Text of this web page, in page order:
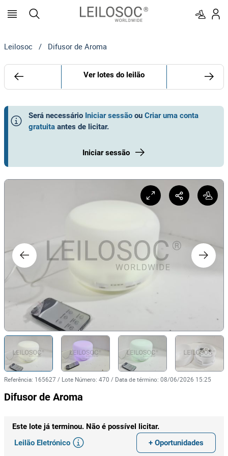
Leilosoc / Difusor de Aroma
Ver lotes do leilão
Será necessário Iniciar sessão ou Criar uma conta
gratuita antes de licitar.
Iniciar sessão
Referência: 165627 / Lote Número: 470 / Data de término: 08/06/2026 15:25
Difusor de Aroma
Este lote já terminou. Não é possível licitar.
Leilão Eletrónico
+ Oportunidades